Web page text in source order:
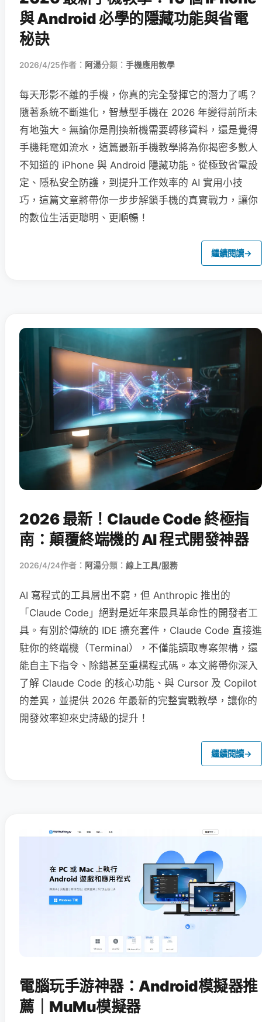
與 Android 必學的隱藏功能與省電
秘訣
2026/4/25作者： 阿湯分類： 手機應用教學
每天形影不離的手機，你真的完全發揮它的潛力了嗎？
隨著系統不斷進化，智慧型手機在 2026 年變得前所未
有地強大。無論你是剛換新機需要轉移資料，還是覺得
手機耗電如流水，這篇最新手機教學將為你揭密多數人
不知道的 iPhone 與 Android 隱藏功能。從極致省電設
定、隱私安全防護，到提升工作效率的 AI 實用小技
巧，這篇文章將帶你一步步解鎖手機的真實戰力，讓你
的數位生活更聰明、更順暢！
繼續閱讀→
2026 最新！Claude Code 終極指
南：顛覆終端機的 AI 程式開發神器
2026/4/24作者： 阿湯分類： 線上工具/服務
AI 寫程式的工具層出不窮，但 Anthropic 推出的
「Claude Code」絕對是近年來最具革命性的開發者工
具。有別於傳統的 IDE 擴充套件，Claude Code 直接進
駐你的終端機（Terminal），不僅能讀取專案架構，還
能自主下指令、除錯甚至重構程式碼。本文將帶你深入
了解 Claude Code 的核心功能、與 Cursor 及 Copilot
的差異，並提供 2026 年最新的完整實戰教學，讓你的
開發效率迎來史詩級的提升！
繼續閱讀→
電腦玩手游神器：Android模擬器推
薦｜MuMu模擬器